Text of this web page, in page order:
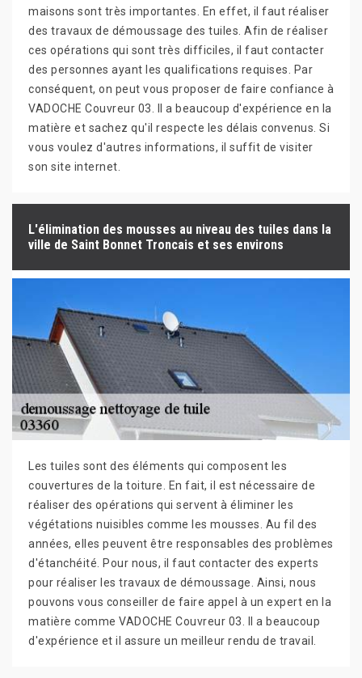
maisons sont très importantes. En effet, il faut réaliser
des travaux de démoussage des tuiles. Afin de réaliser
ces opérations qui sont très difficiles, il faut contacter
des personnes ayant les qualifications requises. Par
conséquent, on peut vous proposer de faire confiance à
VADOCHE Couvreur 03. Il a beaucoup d'expérience en la
matière et sachez qu'il respecte les délais convenus. Si
vous voulez d'autres informations, il suffit de visiter
son site internet.
L'élimination des mousses au niveau des tuiles dans la
ville de Saint Bonnet Troncais et ses environs
Les tuiles sont des éléments qui composent les
couvertures de la toiture. En fait, il est nécessaire de
réaliser des opérations qui servent à éliminer les
végétations nuisibles comme les mousses. Au fil des
années, elles peuvent être responsables des problèmes
d'étanchéité. Pour nous, il faut contacter des experts
pour réaliser les travaux de démoussage. Ainsi, nous
pouvons vous conseiller de faire appel à un expert en la
matière comme VADOCHE Couvreur 03. Il a beaucoup
d'expérience et il assure un meilleur rendu de travail.